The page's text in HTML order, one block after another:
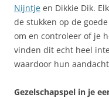
Nijntje en Dikkie Dik.
de stukken op de
om en controleer of je
vinden dit echt heel
waardoor hun
Gezelschapspel in je